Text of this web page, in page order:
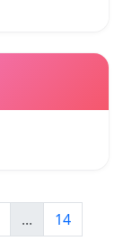
...
14